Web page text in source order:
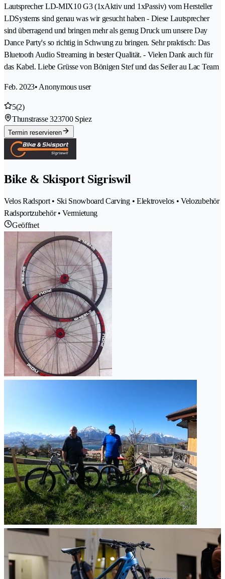
Lautsprecher LD-MIX10 G3 (1xAktiv und 1xPassiv) vom Hersteller
LDSystems sind genau was wir gesucht haben - Diese Lautsprecher
sind überragend und bringen mehr als genug Druck um unsere Day
Dance Party's so richtig in Schwung zu bringen. Sehr praktisch: Das
Bluetooth Audio Streaming in bester Qualität. - Vielen Dank auch für
das Kabel. Liebe Grüsse von Bönigen Stef und das Seiler au Lac Team
Feb. 2023• Anonymous user
5(2)
Thunstrasse 323700 Spiez
Termin reservieren
Bike & Skisport Sigriswil
Velos Radsport • Ski Snowboard Carving • Elektrovelos • Velozubehör
Radsportzubehör • Vermietung
Geöffnet